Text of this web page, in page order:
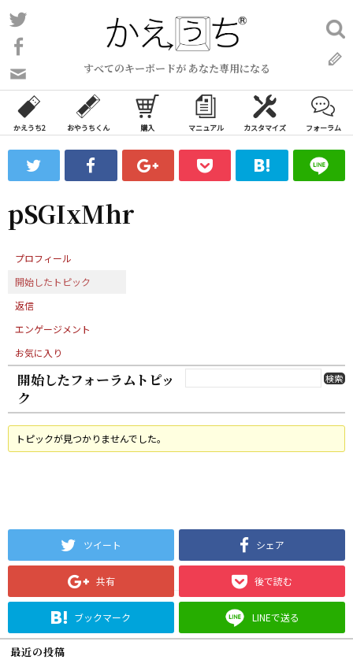
コ
ン
ン
ツ
ス
ッ
すべてのキーボードが あなた専用になる
い
合
わ
フ
ォ
ム
検
索:
かえうち2 おやうちくん 購入 マニュアル カスタマイズ フォーラム
pSGIxMhr
プロフィール
開始したトピック
返信
エンゲージメント
お気に入り
開始したフォーラムトピッ
ク
トピックが見つかりませんでした。
ツイート シェア
共有 後で読む
ブックマーク LINEで送る
最近の投稿